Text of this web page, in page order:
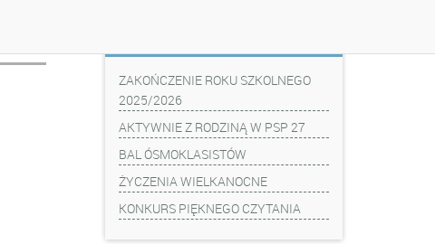
ZAKOŃCZENIE ROKU SZKOLNEGO
2025/2026
AKTYWNIE Z RODZINĄ W PSP 27
BAL ÓSMOKLASISTÓW
ŻYCZENIA WIELKANOCNE
KONKURS PIĘKNEGO CZYTANIA